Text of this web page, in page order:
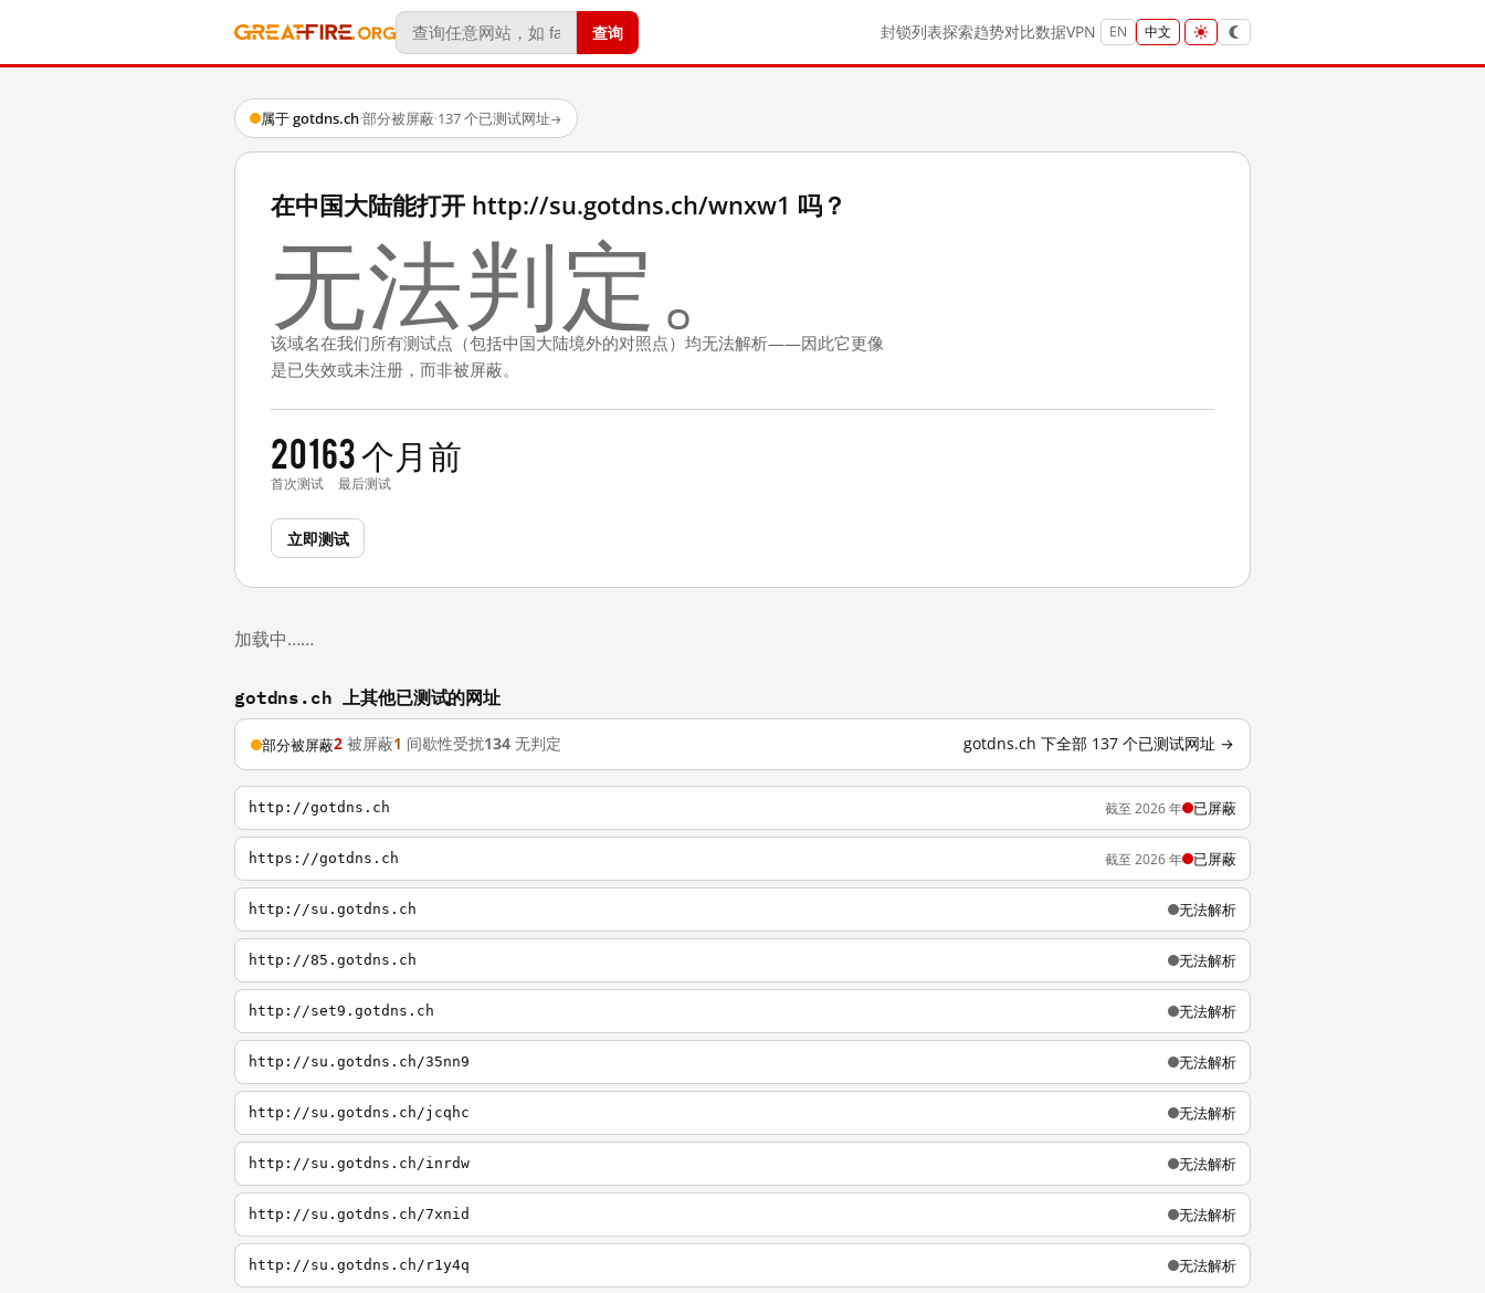
查询 封锁列表探索趋势对比数据VPN EN 中文
属于 gotdns.ch·部分被屏蔽·137 个已测试网址→
在中国大陆能打开 http://su.gotdns.ch/wnxw1 吗？
无法判定。
该域名在我们所有测试点（包括中国大陆境外的对照点）均无法解析——因此它更像
是已失效或未注册，而非被屏蔽。
2016
首次测试
3 个月前
最后测试
立即测试
加载中……
gotdns.ch 上其他已测试的网址
部分被屏蔽2 被屏蔽1 间歇性受扰134 无判定 gotdns.ch 下全部 137 个已测试网址 →
http://gotdns.ch 截至 2026 年 已屏蔽
https://gotdns.ch 截至 2026 年 已屏蔽
http://su.gotdns.ch 无法解析
http://85.gotdns.ch 无法解析
http://set9.gotdns.ch 无法解析
http://su.gotdns.ch/35nn9 无法解析
http://su.gotdns.ch/jcqhc 无法解析
http://su.gotdns.ch/inrdw 无法解析
http://su.gotdns.ch/7xnid 无法解析
http://su.gotdns.ch/r1y4q 无法解析